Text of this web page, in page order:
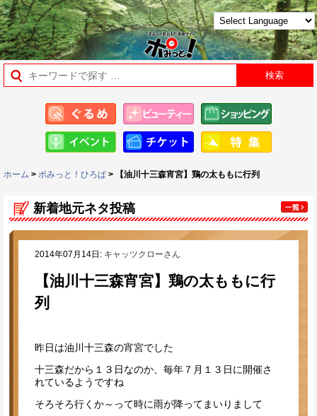
ホーム > ポみっと！ひろば > 【油川十三森宵宮】鶏の太ももに行列
新着地元ネタ投稿
2014年07月14日: キャッツクローさん
【油川十三森宵宮】鶏の太ももに行
列
昨日は油川十三森の宵宮でした
十三森だから１３日なのか、毎年７月１３日に開催さ
れているようですね
そろそろ行くか～って時に雨が降ってまいりまして